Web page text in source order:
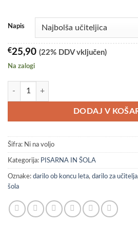
Napis
€25,90 (22% DDV vključen)
Na zalogi
Dežnik najboljša učiteljica ali najboljši
DODAJ V
Šifra: Ni na voljo
Kategorija: PISARNA IN ŠOLA
Oznake: darilo ob koncu leta, darilo za učitelja
šola